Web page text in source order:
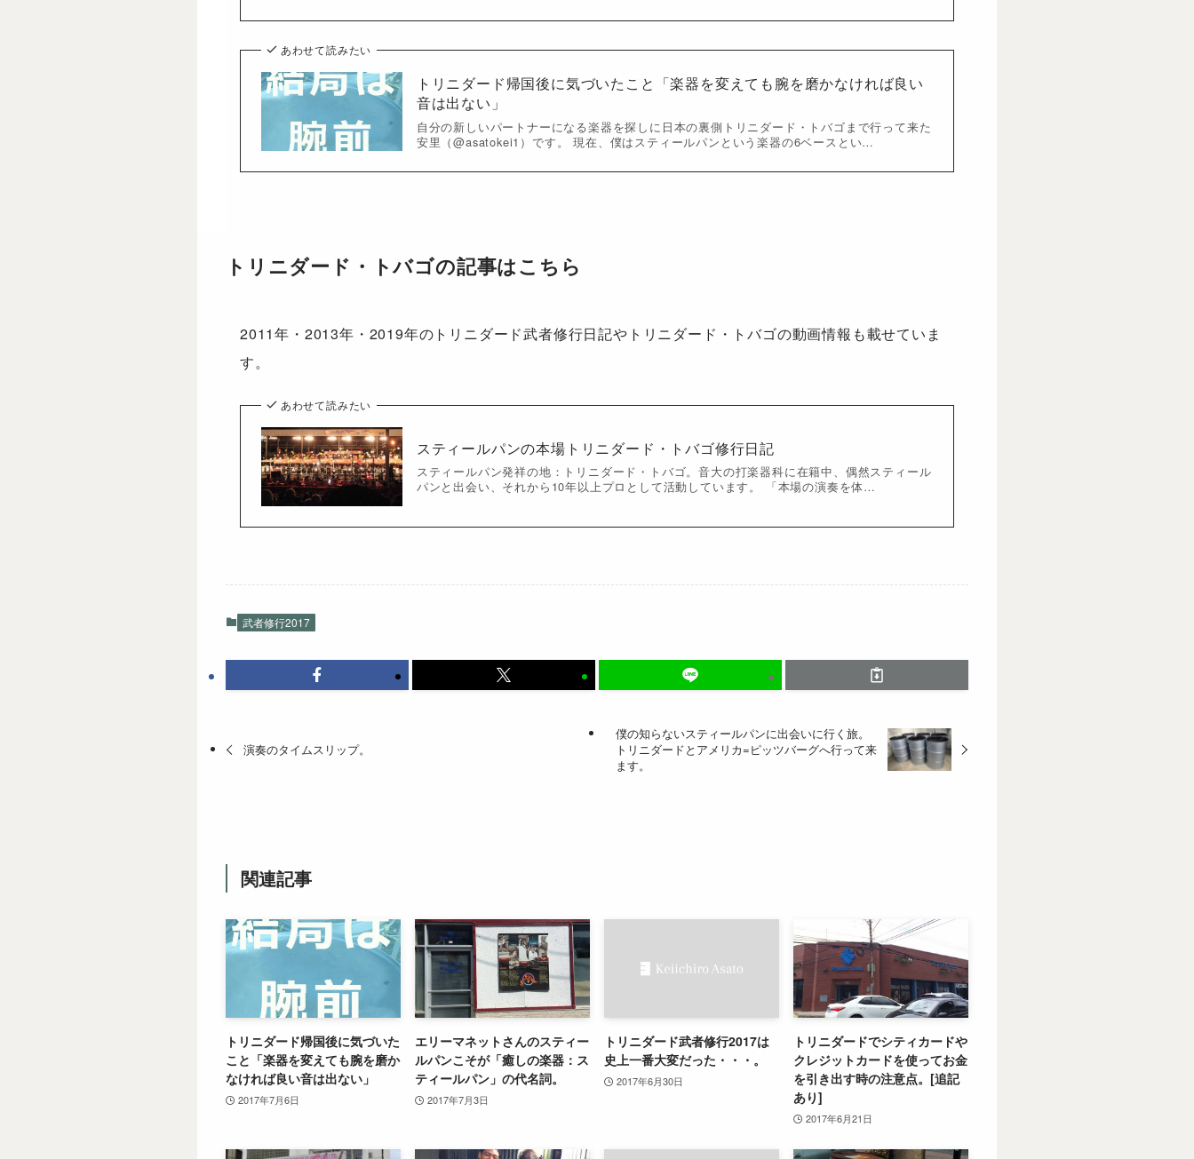
あわせて読みたい
トリニダード帰国後に気づいたこと「楽器を変えても腕を磨かなければ良い
音は出ない」
自分の新しいパートナーになる楽器を探しに日本の裏側トリニダード・トバゴまで行って来た
安里（@asatokei1）です。 現在、僕はスティールパンという楽器の6ベースとい…
トリニダード・トバゴの記事はこちら
2011年・2013年・2019年のトリニダード武者修行日記やトリニダード・トバゴの動画情報も載せていま
す。
あわせて読みたい
スティールパンの本場トリニダード・トバゴ修行日記
スティールパン発祥の地：トリニダード・トバゴ。音大の打楽器科に在籍中、偶然スティール
パンと出会い、それから10年以上プロとして活動しています。 「本場の演奏を体…
武者修行2017
演奏のタイムスリップ。
僕の知らないスティールパンに出会いに行く旅。
トリニダードとアメリカ=ピッツバーグへ行って来
ます。
関連記事
トリニダード帰国後に気づいた
こと「楽器を変えても腕を磨か
なければ良い音は出ない」
2017年7月6日
エリーマネットさんのスティー
ルパンこそが「癒しの楽器：ス
ティールパン」の代名詞。
2017年7月3日
トリニダード武者修行2017は
史上一番大変だった・・・。
2017年6月30日
トリニダードでシティカードや
クレジットカードを使ってお金
を引き出す時の注意点。[追記
あり]
2017年6月21日